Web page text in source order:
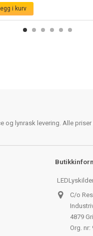
i kurv
lynrask levering. Alle
C/o
4879
Org. nr: